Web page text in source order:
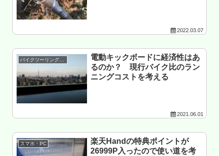
2022.03.07
バイクツーリング準備
電動キックボードに経済性はあ
るのか？ 現行バイク比のラン
ニングコストを考える
2021.06.01
スマホ・PC
楽天Handの特典ポイントが
26999P入ったので使い道を考